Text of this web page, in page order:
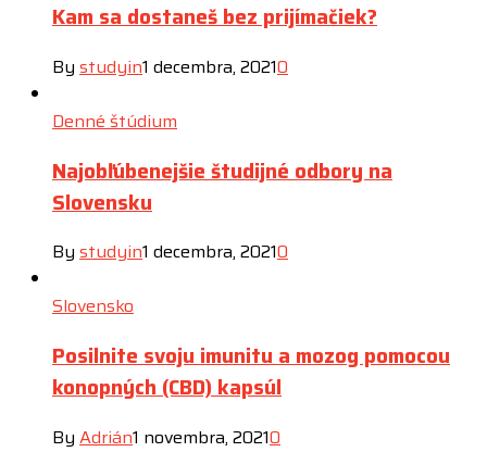
Kam sa dostaneš bez prijímačiek?
By studyin1 decembra, 20210
Denné štúdium
Najobľúbenejšie študijné odbory na
Slovensku
By studyin1 decembra, 20210
Slovensko
Posilnite svoju imunitu a mozog pomocou
konopných (CBD) kapsúl
By Adrián1 novembra, 20210